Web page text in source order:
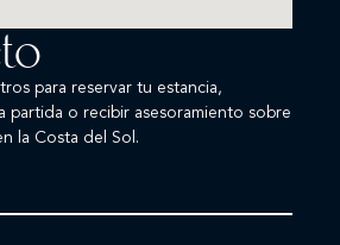
para reservar tu estancia,
partida o recibir asesoramiento sobre
la Costa del Sol.